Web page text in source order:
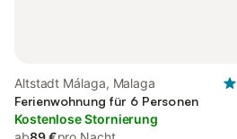
Altstadt Málaga, Malaga
Ferienwohnung für 6 Personen
Kostenlose Stornierung